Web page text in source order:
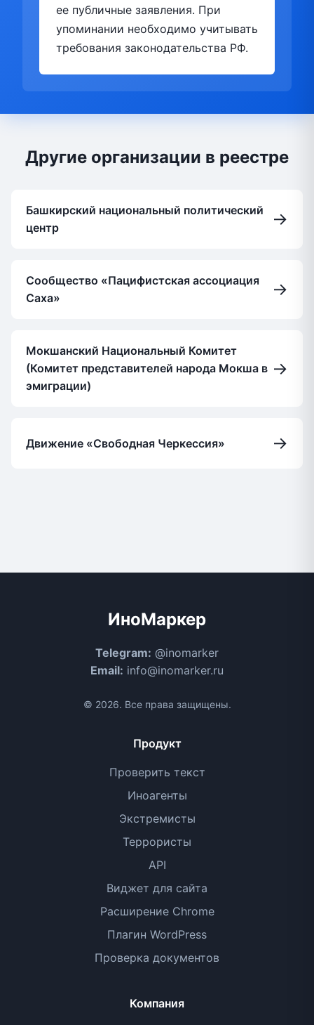
ее публичные заявления. При
упоминании необходимо учитывать
требования законодательства РФ.
Другие организации в реестре
Башкирский национальный политический
центр
→
Сообщество «Пацифистская ассоциация
Саха»
→
Мокшанский Национальный Комитет
(Комитет представителей народа Мокша в
эмиграции)
→
Движение «Свободная Черкессия» →
ИноМаркер
Telegram: @inomarker
Email: info@inomarker.ru
© 2026. Все права защищены.
Продукт
Проверить текст
Иноагенты
Экстремисты
Террористы
API
Виджет для сайта
Расширение Chrome
Плагин WordPress
Проверка документов
Компания